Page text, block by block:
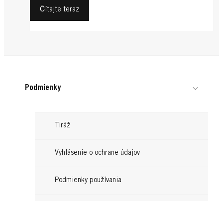
Čítajte teraz
Podmienky
Tiráž
Vyhlásenie o ochrane údajov
Podmienky používania